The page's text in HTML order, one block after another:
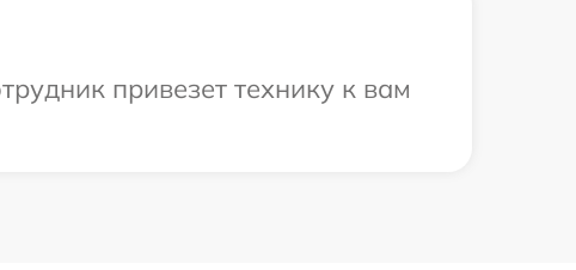
привезет технику к вам